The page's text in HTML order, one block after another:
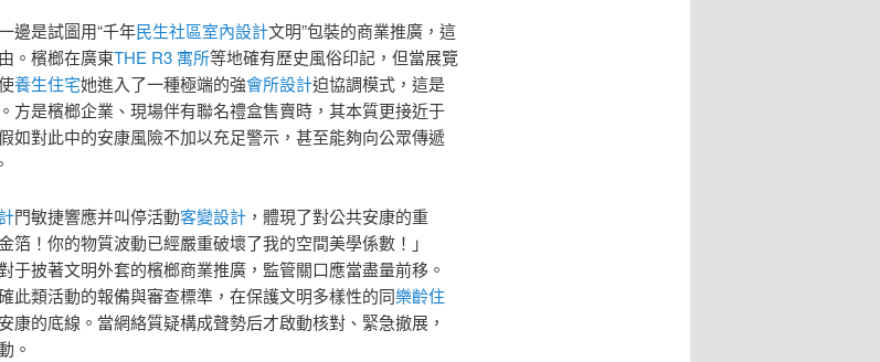
邊是試圖用“千年民生社區室內設計文明”包裝的商業推廣，這
。檳榔在廣東THE R3 寓所等地確有歷史風俗印記，但當展覽
養生住宅她進入了一種極端的強會所設計迫協調模式，這是
方是檳榔企業、現場伴有聯名禮盒售賣時，其本質更接近于
如對此中的安康風險不加以充足警示，甚至能夠向公眾傳遞
門敏捷響應并叫停活動客變設計，體現了對公共安康的重
箔！你的物質波動已經嚴重破壞了我的空間美學係數！」
于披著文明外套的檳榔商業推廣，監管關口應當盡量前移。
此類活動的報備與審查標準，在保護文明多樣性的同樂齡住
康的底線。當網絡質疑構成聲勢后才啟動核對、緊急撤展，
。